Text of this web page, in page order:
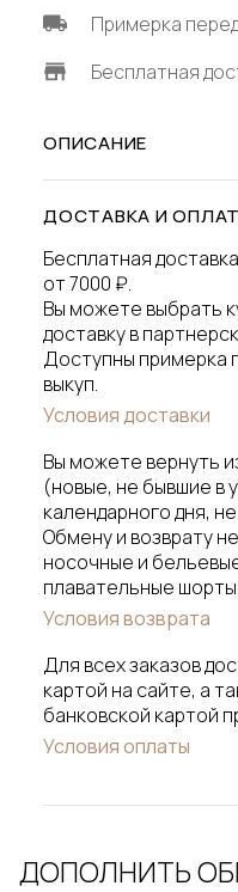
Примерка
Бесплатная
ОПИСАНИЕ
ДОСТАВКА И
Бесплатная
от 7000 ₽.
Вы можете выбрать
доставку в
Доступны примерка
выкуп.
Условия доставки
Вы можете вернуть
(новые, не бывшие в
календарного дня,
Обмену и возврату
носочные и
плавательные шорты.
Условия возврата
Для всех заказов
картой на сайте, а
банковской картой
Условия оплаты
ДОПОЛНИТЬ